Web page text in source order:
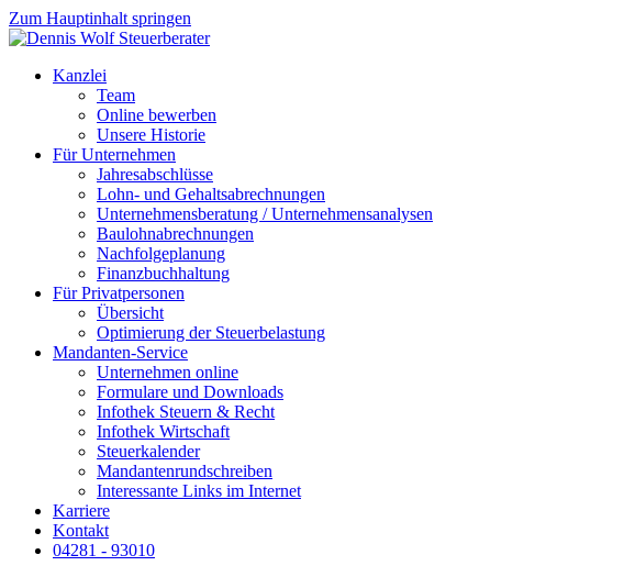
Zum Hauptinhalt springen
Kanzlei
Team
Online bewerben
Unsere Historie
Für Unternehmen
Jahresabschlüsse
Lohn- und Gehaltsabrechnungen
Unternehmensberatung / Unternehmensanalysen
Baulohnabrechnungen
Nachfolgeplanung
Finanzbuchhaltung
Für Privatpersonen
Übersicht
Optimierung der Steuerbelastung
Mandanten-Service
Unternehmen online
Formulare und Downloads
Infothek Steuern & Recht
Infothek Wirtschaft
Steuerkalender
Mandantenrundschreiben
Interessante Links im Internet
Karriere
Kontakt
04281 - 93010